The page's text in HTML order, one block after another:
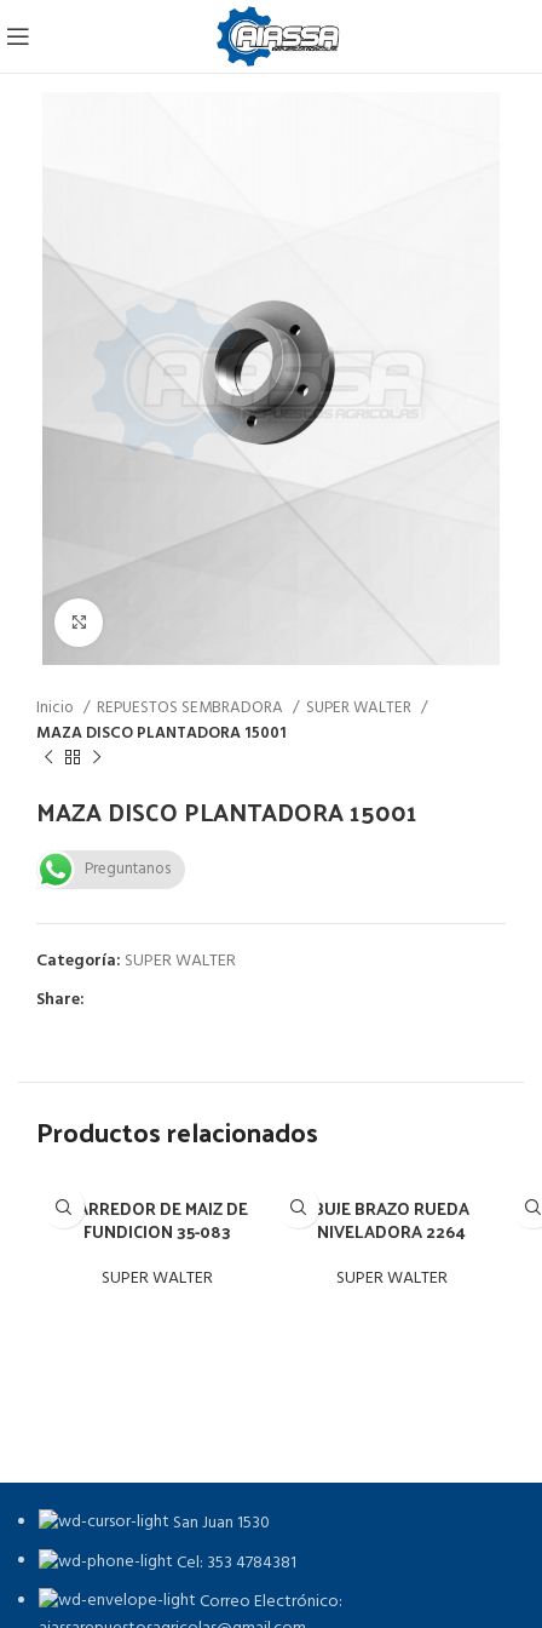
Inicio REPUESTOS SEMBRADORA
SUPER WALTER
MAZA DISCO PLANTADORA 15001
MAZA DISCO PLANTADORA 15001
Preguntanos
Categoría: SUPER WALTER
Share:
Productos relacionados
BARREDOR DE MAIZ DE
FUNDICION 35-083
SUPER WALTER
BUJE BRAZO RUEDA
NIVELADORA 2264
SUPER WALTER
San Juan 1530
Cel: 353 4784381
Correo Electrónico: